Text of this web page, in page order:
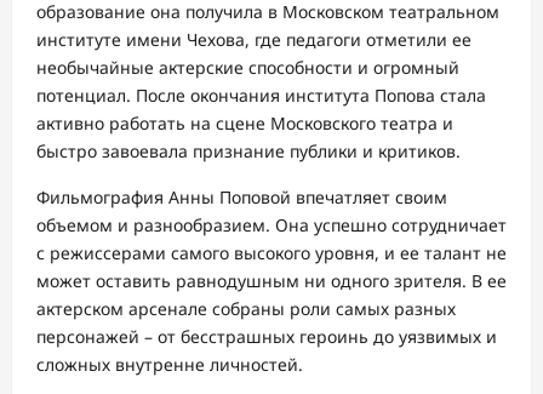
образование она получила в Московском театральном
институте имени Чехова, где педагоги отметили ее
необычайные актерские способности и огромный
потенциал. После окончания института Попова стала
активно работать на сцене Московского театра и
быстро завоевала признание публики и критиков.
Фильмография Анны Поповой впечатляет своим
объемом и разнообразием. Она успешно сотрудничает
с режиссерами самого высокого уровня, и ее талант не
может оставить равнодушным ни одного зрителя. В ее
актерском арсенале собраны роли самых разных
персонажей – от бесстрашных героинь до уязвимых и
сложных внутренне личностей.